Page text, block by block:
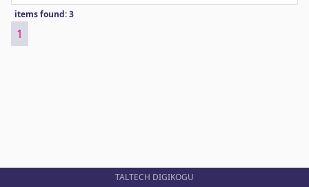
items found: 3
1
TALTECH DIGIKOGU